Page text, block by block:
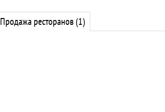
Продажа ресторанов(1)